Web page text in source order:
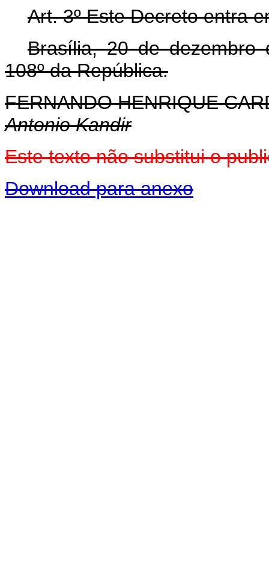
Art. 3º Este Decreto entra
Brasília, 20 de dezembro
108º da República.
FERNANDO HENRIQUE
Antonio Kandir
Este texto não substitui o
Download para anexo